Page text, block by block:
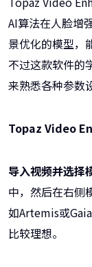
AI算法在人脸增
景优化的模型，
不过这款软件的
来熟悉各种参数
Topaz Video
导入视频并选择
中，然后在右侧
如Artemis或
比较理想。